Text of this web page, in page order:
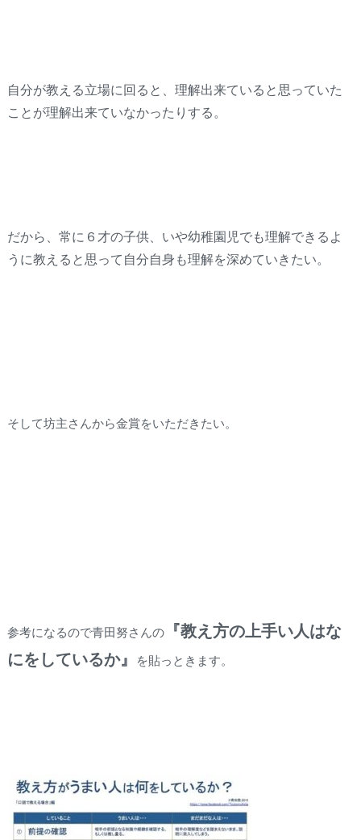
自分が教える立場に回ると、理解出来ていると思っていた
ことが理解出来ていなかったりする。
だから、常に６才の子供、いや幼稚園児でも理解できるよ
うに教えると思って自分自身も理解を深めていきたい。
そして坊主さんから金賞をいただきたい。
参考になるので青田努さんの『教え方の上手い人はな
にをしているか』
を貼っときます。